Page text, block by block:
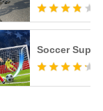
Soccer Super